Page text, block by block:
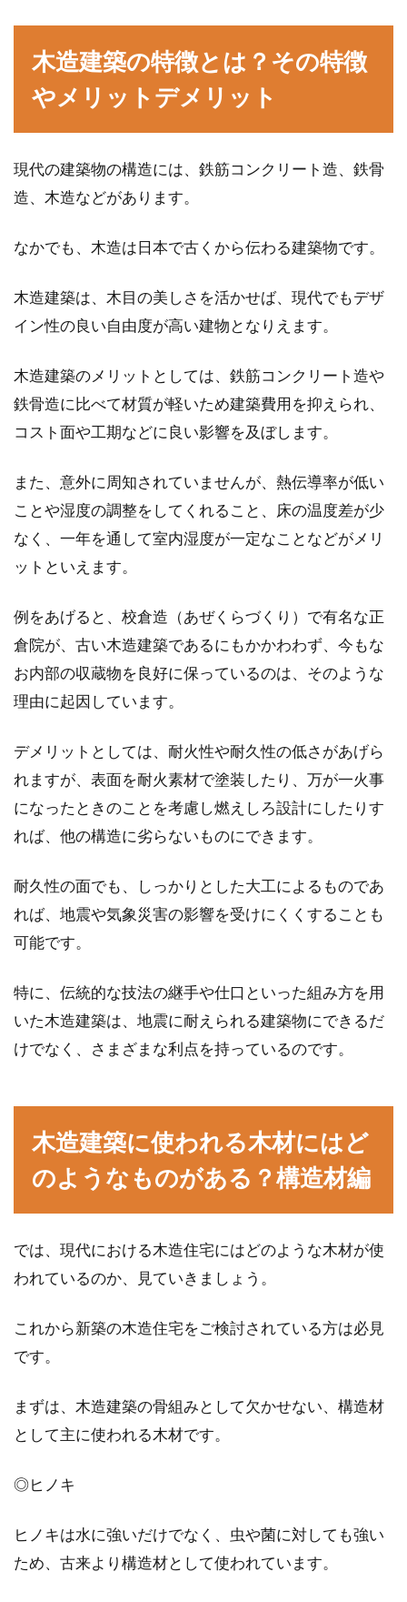
レットの...
みはじめた時の対処法！
数とともに劣化してきます。ドアノブがグラグ
場っていくらぐらい？
家屋の解体を考えている場合、まず気になるの
は費用ではないでしょうか。解体費用の目安が
内装を白で統一した家ってどう？メ
内装が「白」で統一された家は美しく、目を引
きますよね。「白」は明るく、清潔感が感じら
れる色で...
マイホームの庭に人工芝を敷こう！
特徴や選び方などをご紹介
一戸建てのマイホームを建てるなら、庭に芝を
ログから情報を得てみよう
少子高齢化といわれている現代では、二世帯住
宅への関心が高まっています。その証拠に、共
駐車場をコンクリートにするなら！
違う素材使用でおしゃれに
にしようと思う方は多いようです。駐車場の素
材には色...
新築の場合決めることは沢山ありますが、その
庭に隣接して駐車場がある！地面が
木造建築の特徴とは？その特徴
やメリットデメリット
現代の建築物の構造には、鉄筋コンクリート造、鉄骨
造、木造などがあります。
なかでも、木造は日本で古くから伝わる建築物です。
木造建築は、木目の美しさを活かせば、現代でもデザ
イン性の良い自由度が高い建物となりえます。
木造建築のメリットとしては、鉄筋コンクリート造や
鉄骨造に比べて材質が軽いため建築費用を抑えられ、
コスト面や工期などに良い影響を及ぼします。
また、意外に周知されていませんが、熱伝導率が低い
ことや湿度の調整をしてくれること、床の温度差が少
なく、一年を通して室内湿度が一定なことなどがメリ
ットといえます。
例をあげると、校倉造（あぜくらづくり）で有名な正
倉院が、古い木造建築であるにもかかわわず、今もな
お内部の収蔵物を良好に保っているのは、そのような
理由に起因しています。
デメリットとしては、耐火性や耐久性の低さがあげら
れますが、表面を耐火素材で塗装したり、万が一火事
になったときのことを考慮し燃えしろ設計にしたりす
れば、他の構造に劣らないものにできます。
耐久性の面でも、しっかりとした大工によるものであ
れば、地震や気象災害の影響を受けにくくすることも
可能です。
特に、伝統的な技法の継手や仕口といった組み方を用
いた木造建築は、地震に耐えられる建築物にできるだ
けでなく、さまざまな利点を持っているのです。
木造建築に使われる木材にはど
のようなものがある？構造材編
では、現代における木造住宅にはどのような木材が使
われているのか、見ていきましょう。
これから新築の木造住宅をご検討されている方は必見
です。
まずは、木造建築の骨組みとして欠かせない、構造材
として主に使われる木材です。
◎ヒノキ
ヒノキは水に強いだけでなく、虫や菌に対しても強い
ため、古来より構造材として使われています。